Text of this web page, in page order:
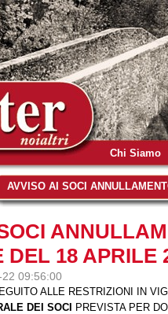
Chi Siamo
AVVISO AI SOCI
DEL 18 APRILE
09:56:00
ALLE RESTRIZIONI IN
DEI SOCI
PREVISTA PER